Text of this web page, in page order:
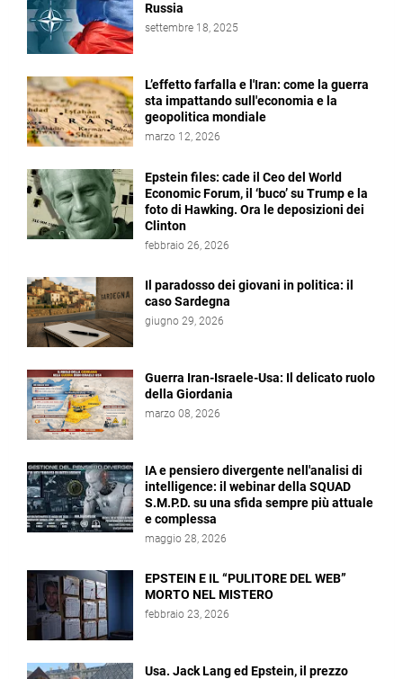
Russia
settembre 18, 2025
L’effetto farfalla e l'Iran: come la guerra
sta impattando sull'economia e la
geopolitica mondiale
marzo 12, 2026
Epstein files: cade il Ceo del World
Economic Forum, il ‘buco’ su Trump e la
foto di Hawking. Ora le deposizioni dei
Clinton
febbraio 26, 2026
Il paradosso dei giovani in politica: il
caso Sardegna
giugno 29, 2026
Guerra Iran-Israele-Usa: Il delicato ruolo
della Giordania
marzo 08, 2026
IA e pensiero divergente nell'analisi di
intelligence: il webinar della SQUAD
S.M.P.D. su una sfida sempre più attuale
e complessa
maggio 28, 2026
EPSTEIN E IL “PULITORE DEL WEB”
MORTO NEL MISTERO
febbraio 23, 2026
Usa. Jack Lang ed Epstein, il prezzo